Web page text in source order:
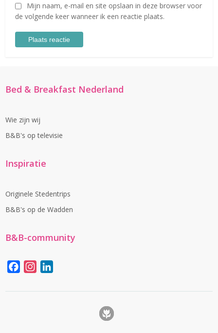
Mijn naam, e-mail en site opslaan in deze browser voor
de volgende keer wanneer ik een reactie plaats.
Bed & Breakfast Nederland
Wie zijn wij
B&B's op televisie
Inspiratie
Originele Stedentrips
B&B's op de Wadden
B&B-community
FacebookInstagram